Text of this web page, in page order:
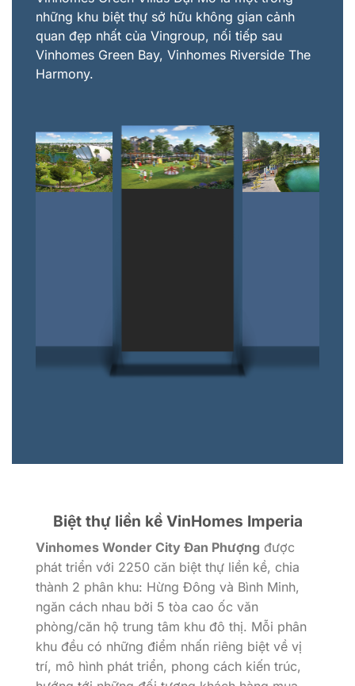
những khu biệt thự sở hữu không gian cảnh
quan đẹp nhất của Vingroup, nối tiếp sau
Vinhomes Green Bay, Vinhomes Riverside The
Harmony.
Biệt thự liền kề VinHomes Imperia
Vinhomes Wonder City Đan Phượng được
phát triển với 2250 căn biệt thự liền kề, chia
thành 2 phân khu: Hừng Đông và Bình Minh,
ngăn cách nhau bởi 5 tòa cao ốc văn
phòng/căn hộ trung tâm khu đô thị. Mỗi phân
khu đều có những điểm nhấn riêng biệt về vị
trí, mô hình phát triển, phong cách kiến trúc,